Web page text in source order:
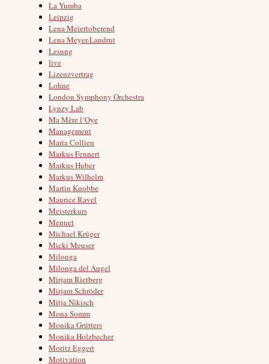
La Yumba
Leipzig
Lena Meiertoberend
Lena Meyer-Landrut
Lesung
live
Lizenzvertrag
Lohne
London Symphony Orchestra
Lynzy Lab
Ma Mère l‘Oye
Management
Maria Collien
Markus Fennert
Markus Huber
Markus Wilhelm
Martin Knobbe
Maurice Ravel
Meisterkurs
Menuet
Michael Krüger
Micki Meuser
Milonga
Milonga del Angel
Mirjam Rietberg
Mirjam Schröder
Mitja Nikisch
Mona Somm
Monika Grütters
Monika Holzbecher
Moritz Eggert
Motivation